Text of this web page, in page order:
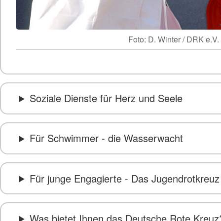
Foto: D. Winter / DRK e.V.
Soziale Dienste für Herz und Seele
Für Schwimmer - die Wasserwacht
Für junge Engagierte - Das Jugendrotkreuz